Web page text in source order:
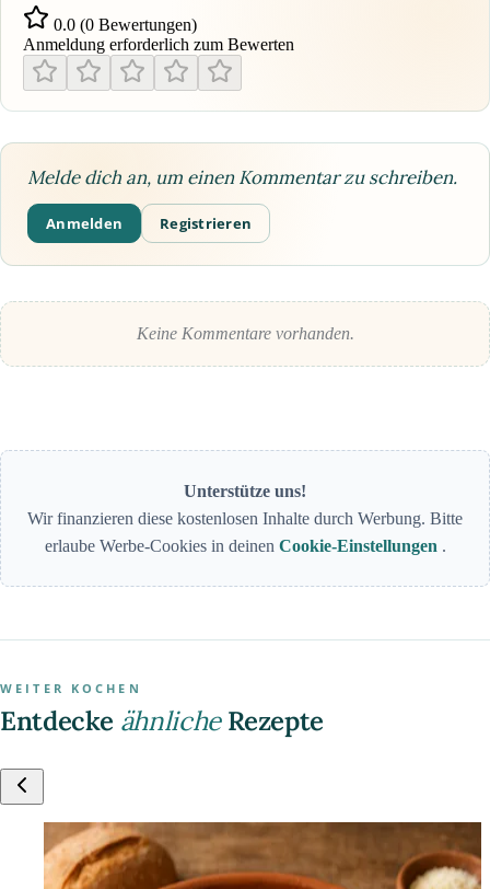
0.0 (0 Bewertungen)
Anmeldung erforderlich zum Bewerten
Melde dich an, um einen Kommentar zu schreiben.
Anmelden Registrieren
Keine Kommentare vorhanden.
Unterstütze uns!
Wir finanzieren diese kostenlosen Inhalte durch Werbung. Bitte
erlaube Werbe-Cookies in deinen Cookie-Einstellungen .
WEITER KOCHEN
Entdecke ähnlicheRezepte